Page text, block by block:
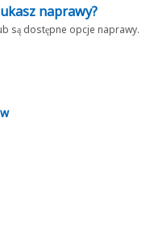
naprawy?
są dostępne opcje naprawy.